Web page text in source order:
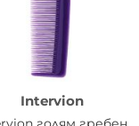
Intervion